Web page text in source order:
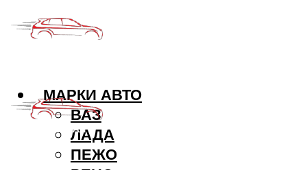
МАРКИ АВТО
ВАЗ
ЛАДА
ПЕЖО